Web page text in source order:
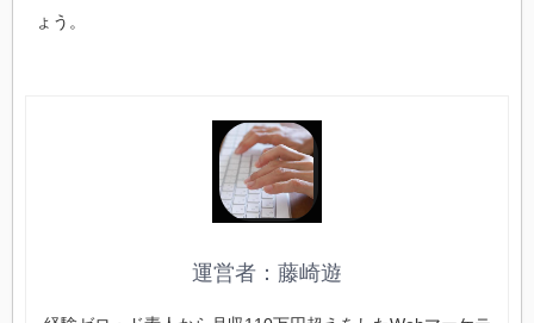
ょう。
運営者：藤崎遊